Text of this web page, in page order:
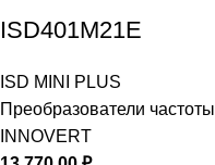
ISD401M21E
ISD MINI PLUS
Преобразователи частоты
INNOVERT